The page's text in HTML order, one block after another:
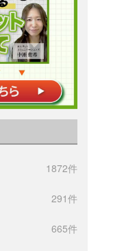
1872件
291件
665件